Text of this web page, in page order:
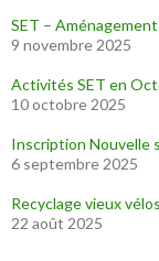
SET –
9 novembre 2025
Activités SET en
10 octobre 2025
Inscription Nouvelle
6 septembre 2025
Recyclage vieux vélos
22 août 2025